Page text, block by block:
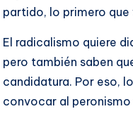
partido, lo primero
El radicalismo quiere
pero también saben
candidatura. Por eso,
convocar al